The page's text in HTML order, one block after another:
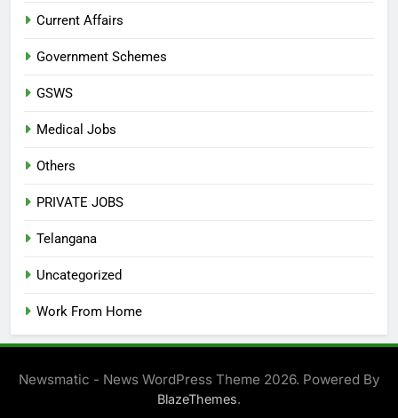
Current Affairs
Government Schemes
GSWS
Medical Jobs
Others
PRIVATE JOBS
Telangana
Uncategorized
Work From Home
Newsmatic - News WordPress Theme 2026. Powered By
BlazeThemes.